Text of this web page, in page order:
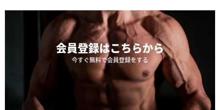
会員登録はこちらから
今すぐ無料で会員登録をする